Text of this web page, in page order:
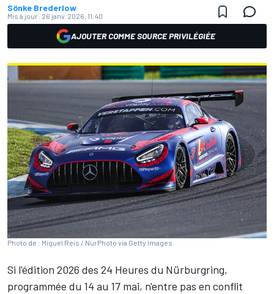
Sönke Brederlow
Mis à jour: 26 janv. 2026, 11:40
AJOUTER COMME SOURCE PRIVILÉGIÉE
Photo de : Miguel Reis / NurPhoto via Getty Images
Si l'édition 2026 des 24 Heures du Nürburgring,
programmée du 14 au 17 mai, n'entre pas en conflit